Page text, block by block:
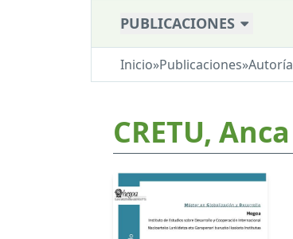
PUBLICACIONES
Inicio»Publicaciones»Autoría
CRETU, Anca